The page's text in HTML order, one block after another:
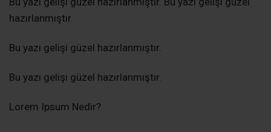
hazırlanmıştır.
Bu yazı gelişi güzel hazırlanmıştır.
Bu yazı gelişi güzel hazırlanmıştır.
Lorem Ipsum Nedir?